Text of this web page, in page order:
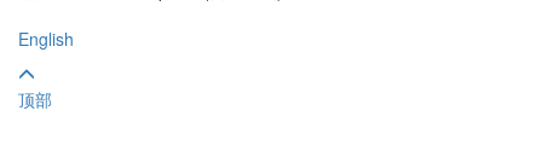
English
顶部